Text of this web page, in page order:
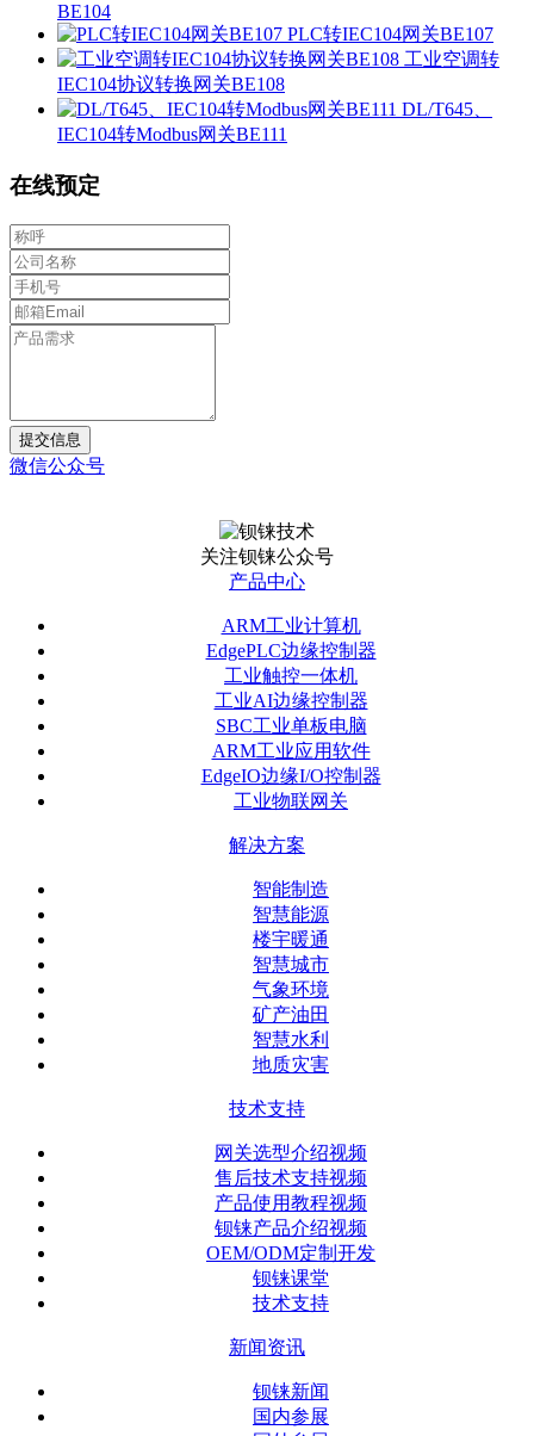
BE104
PLC转IEC104网关BE107
工业空调转
IEC104协议转换网关BE108
DL/T645、
IEC104转Modbus网关BE111
在线预定
提交信息
微信公众号
关注钡铼公众号
产品中心
ARM工业计算机
EdgePLC边缘控制器
工业触控一体机
工业AI边缘控制器
SBC工业单板电脑
ARM工业应用软件
EdgeIO边缘I/O控制器
工业物联网关
解决方案
智能制造
智慧能源
楼宇暖通
智慧城市
气象环境
矿产油田
智慧水利
地质灾害
技术支持
网关选型介绍视频
售后技术支持视频
产品使用教程视频
钡铼产品介绍视频
OEM/ODM定制开发
钡铼课堂
技术支持
新闻资讯
钡铼新闻
国内参展